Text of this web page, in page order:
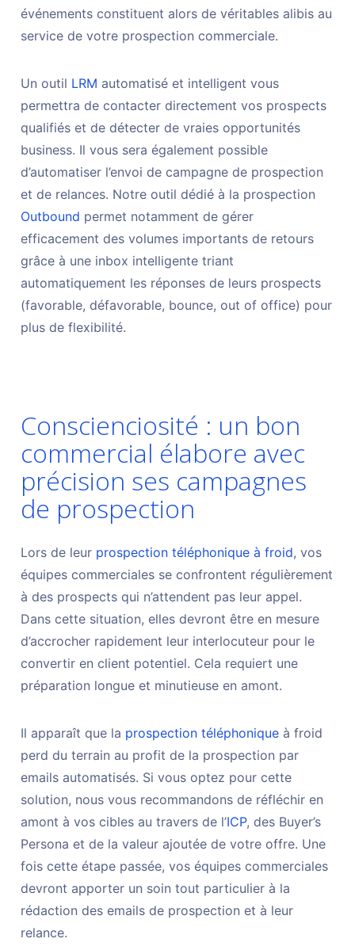
événements constituent alors de véritables alibis au
service de votre prospection commerciale.
Un outil LRM automatisé et intelligent vous
permettra de contacter directement vos prospects
qualifiés et de détecter de vraies opportunités
business. Il vous sera également possible
d’automatiser l’envoi de campagne de prospection
et de relances. Notre outil dédié à la prospection
Outbound permet notamment de gérer
efficacement des volumes importants de retours
grâce à une inbox intelligente triant
automatiquement les réponses de leurs prospects
(favorable, défavorable, bounce, out of office) pour
plus de flexibilité.
Conscienciosité : un bon
commercial élabore avec
précision ses campagnes
de prospection
Lors de leur prospection téléphonique à froid, vos
équipes commerciales se confrontent régulièrement
à des prospects qui n’attendent pas leur appel.
Dans cette situation, elles devront être en mesure
d’accrocher rapidement leur interlocuteur pour le
convertir en client potentiel. Cela requiert une
préparation longue et minutieuse en amont.
Il apparaît que la prospection téléphonique à froid
perd du terrain au profit de la prospection par
emails automatisés. Si vous optez pour cette
solution, nous vous recommandons de réfléchir en
amont à vos cibles au travers de l’ICP, des Buyer’s
Persona et de la valeur ajoutée de votre offre. Une
fois cette étape passée, vos équipes commerciales
devront apporter un soin tout particulier à la
rédaction des emails de prospection et à leur
relance.